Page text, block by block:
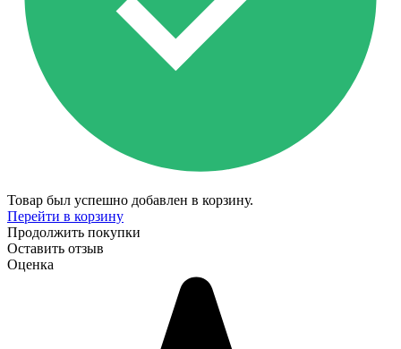
Товар был успешно добавлен в корзину.
Перейти в корзину
Продолжить покупки
Оставить отзыв
Оценка